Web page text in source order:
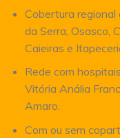
Cobertura regional
da Serra, Osasco,
Caieiras e
Rede com
Vitória Anália
Amaro.
Com ou sem